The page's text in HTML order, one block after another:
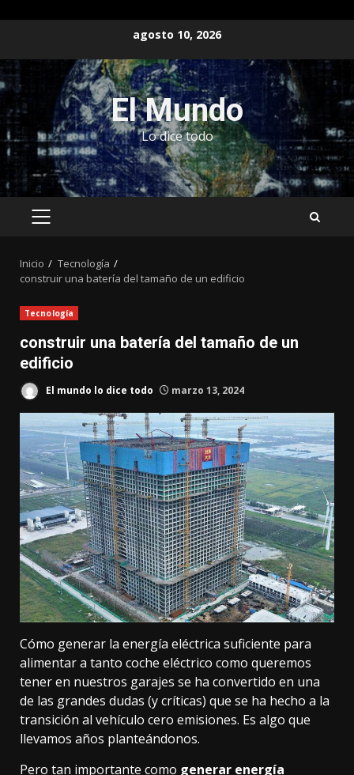
contenido
agosto 10, 2026
El Mundo
Lo dice todo
MENÚ
Inicio
Tecnología
construir una batería del tamaño de un edificio
Tecnología
construir una batería del tamaño de un
edificio
El mundo lo dice todo marzo 13, 2024
Cómo generar la energía eléctrica suficiente para
alimentar a tanto coche eléctrico como queremos
tener en nuestros garajes se ha convertido en una
de las grandes dudas (y críticas) que se ha hecho a la
transición al vehículo cero emisiones. Es algo que
llevamos años planteándonos.
Pero tan importante como generar energía